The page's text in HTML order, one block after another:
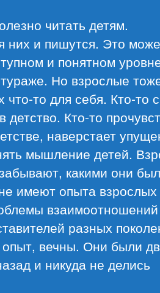
читать детям.
них и пишутся. Это
и понятном
Но взрослые
что-то для себя. Кто-то
детство. Кто-то
наверстает
мышление детей.
какими они
имеют опыта
взаимоотношений
разных
вечны. Они были
и никуда не делись